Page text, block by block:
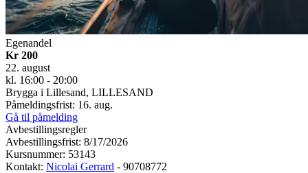
Egenandel
Kr 200
22. august
kl. 16:00 - 20:00
Brygga i Lillesand, LILLESAND
Påmeldingsfrist: 16. aug.
Gå til påmelding
Avbestillingsregler
Avbestillingsfrist: 8/17/2026
Kursnummer: 53143
Kontakt: Nicolai Gerrard - 90708772